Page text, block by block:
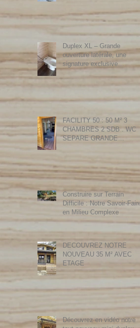
Duplex XL – Grande
ouverture latérale, une
signature exclusive
FACILITY 50 : 50 M² 3
CHAMBRES 2 SDB . WC
SEPARE GRANDE
Construire sur Terrain
Difficile : Notre Savoir-Faire
en Milieu Complexe
DECOUVREZ NOTRE
NOUVEAU 35 M² AVEC
ETAGE
Découvrez en vidéo notre